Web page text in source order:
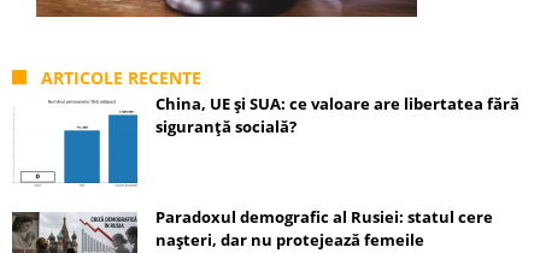
ARTICOLE RECENTE
China, UE și SUA: ce valoare are libertatea fără
siguranță socială?
Paradoxul demografic al Rusiei: statul cere
nașteri, dar nu protejează femeile